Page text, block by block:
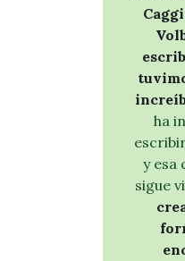
ha
y esa
sigue